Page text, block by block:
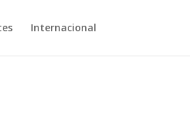
Internacional